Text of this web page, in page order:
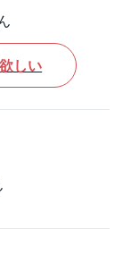
しい